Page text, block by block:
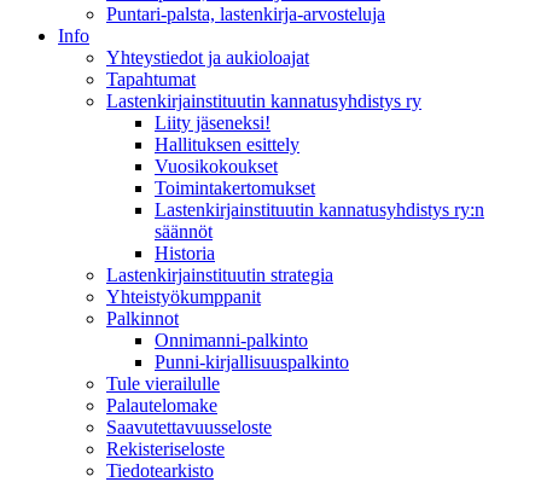
Puntari-palsta, lastenkirja-arvosteluja
Info
Yhteystiedot ja aukioloajat
Tapahtumat
Lastenkirjainstituutin kannatusyhdistys ry
Liity jäseneksi!
Hallituksen esittely
Vuosikokoukset
Toimintakertomukset
Lastenkirjainstituutin kannatusyhdistys ry:n
säännöt
Historia
Lastenkirjainstituutin strategia
Yhteistyökumppanit
Palkinnot
Onnimanni-palkinto
Punni-kirjallisuuspalkinto
Tule vierailulle
Palautelomake
Saavutettavuusseloste
Rekisteriseloste
Tiedotearkisto